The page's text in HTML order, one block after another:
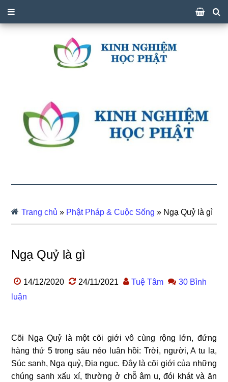
Trang chủ » Phật Pháp & Cuộc Sống » Ngạ Quỷ là gì
Ngạ Quỷ là gì
14/12/2020 24/11/2021 Tuệ Tâm
30 Bình
luận
Cõi Ngạ Quỷ là một cõi giới vô cùng rộng lớn, đứng
hàng thứ 5 trong sáu nẻo luân hồi: Trời, người, A tu la,
Súc sanh, Ngạ quỷ, Địa ngục. Đây là cõi giới của những
chúng sanh xấu xí, thường ở chỗ âm u, đói khát và ăn